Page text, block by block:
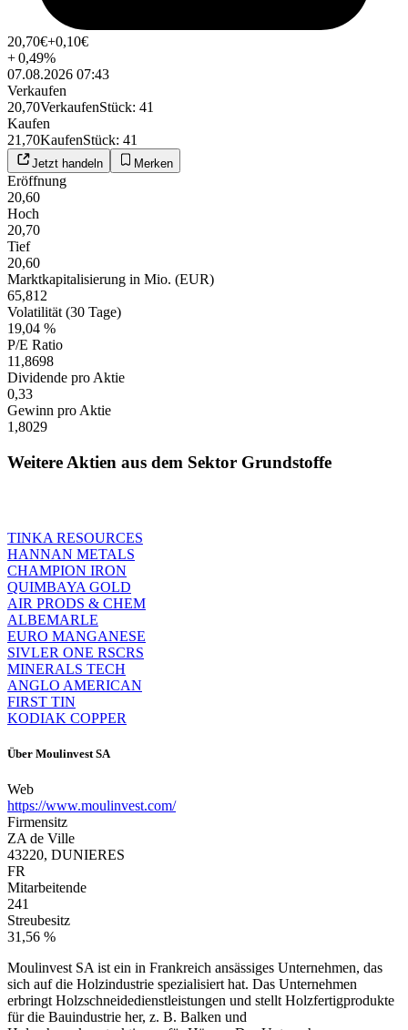
20,70€+0,10€
+0,49%
07.08.2026 07:43
Verkaufen
20,70VerkaufenStück: 41
Kaufen
21,70KaufenStück: 41
Jetzt handeln Merken
Eröffnung
20,60
Hoch
20,70
Tief
20,60
Marktkapitalisierung in Mio. (EUR)
65,812
Volatilität (30 Tage)
19,04 %
P/E Ratio
11,8698
Dividende pro Aktie
0,33
Gewinn pro Aktie
1,8029
Weitere Aktien aus dem Sektor Grundstoffe
TINKA RESOURCES
HANNAN METALS
CHAMPION IRON
QUIMBAYA GOLD
AIR PRODS & CHEM
ALBEMARLE
EURO MANGANESE
SIVLER ONE RSCRS
MINERALS TECH
ANGLO AMERICAN
FIRST TIN
KODIAK COPPER
Über Moulinvest SA
Web
https://www.moulinvest.com/
Firmensitz
ZA de Ville
43220, DUNIERES
FR
Mitarbeitende
241
Streubesitz
31,56 %
Moulinvest SA ist ein in Frankreich ansässiges Unternehmen, das
sich auf die Holzindustrie spezialisiert hat. Das Unternehmen
erbringt Holzschneidedienstleistungen und stellt Holzfertigprodukte
für die Bauindustrie her, z. B. Balken und